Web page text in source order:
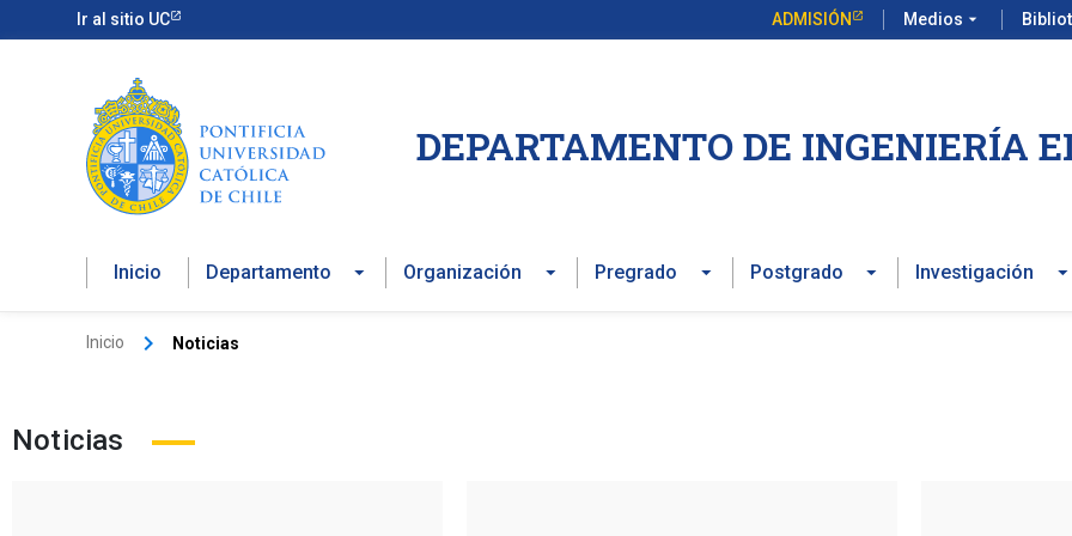
al
Ir al sitio UC ADMISIÓN Medios arrow_drop_down
DEPARTAMENTO DE INGENIERÍA
Inicio Departamento Organización Pregrado Postgrado Investigación
Inicio Noticias
Noticias